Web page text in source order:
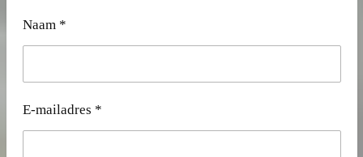
Naam *
E-mailadres *